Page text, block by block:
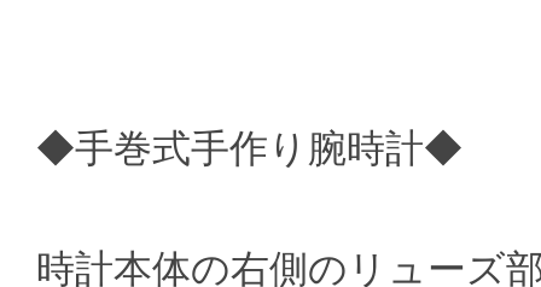
◆手巻式手作り腕時計◆
時計本体の右側のリューズ